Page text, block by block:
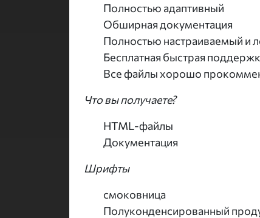
Полностью адаптивный
Обширная документация
Полностью настраиваемый и
Бесплатная быстрая
Все файлы хорошо
Что вы получаете?
HTML-файлы
Документация
Шрифты
смоковница
Полуконденсированный